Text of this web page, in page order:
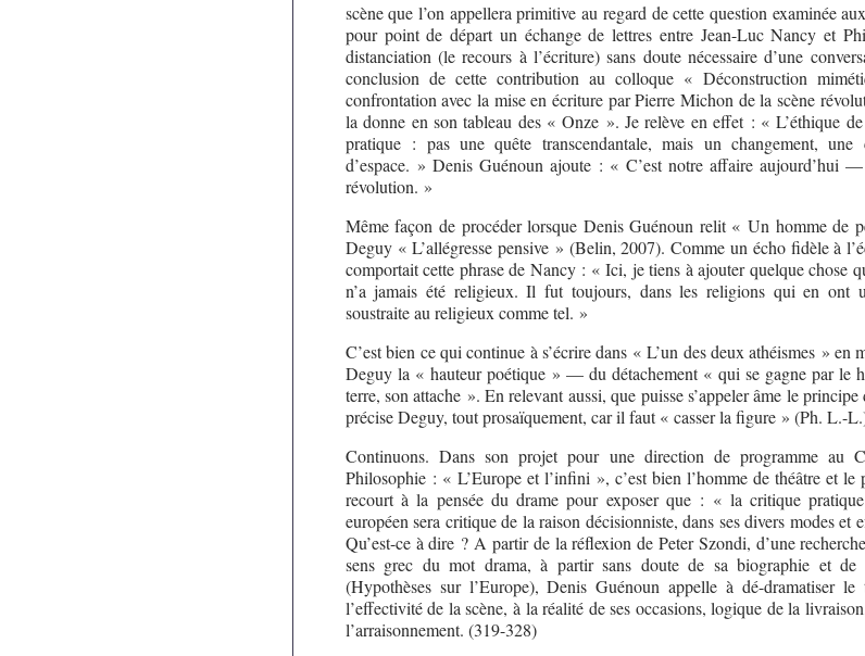
scène que l’on appellera primitive au regard de cette question examinée
pour point de départ un échange de lettres entre Jean-Luc Nancy et
distanciation (le recours à l’écriture) sans doute nécessaire d’une
conclusion de cette contribution au colloque « Déconstruction
confrontation avec la mise en écriture par Pierre Michon de la scène
la donne en son tableau des « Onze ». Je relève en effet : « L’éthique
pratique : pas une quête transcendantale, mais un changement, une
d’espace. » Denis Guénoun ajoute : « C’est notre affaire aujourd’hui
révolution. »
Même façon de procéder lorsque Denis Guénoun relit « Un homme de
Deguy « L’allégresse pensive » (Belin, 2007). Comme un écho fidèle à
comportait cette phrase de Nancy : « Ici, je tiens à ajouter quelque chose
n’a jamais été religieux. Il fut toujours, dans les religions qui en ont
soustraite au religieux comme tel. »
C’est bien ce qui continue à s’écrire dans « L’un des deux athéismes » en
Deguy la « hauteur poétique » — du détachement « qui se gagne par le
terre, son attache ». En relevant aussi, que puisse s’appeler âme le principe
précise Deguy, tout prosaïquement, car il faut « casser la figure » (Ph. L.-
Continuons. Dans son projet pour une direction de programme au
Philosophie : « L’Europe et l’infini », c’est bien l’homme de théâtre et
recourt à la pensée du drame pour exposer que : « la critique
européen sera critique de la raison décisionniste, dans ses divers modes et
Qu’est-ce à dire ? A partir de la réflexion de Peter Szondi, d’une
sens grec du mot drama, à partir sans doute de sa biographie et de
(Hypothèses sur l’Europe), Denis Guénoun appelle à dé-dramatiser
l’effectivité de la scène, à la réalité de ses occasions, logique de la
l’arraisonnement. (319-328)